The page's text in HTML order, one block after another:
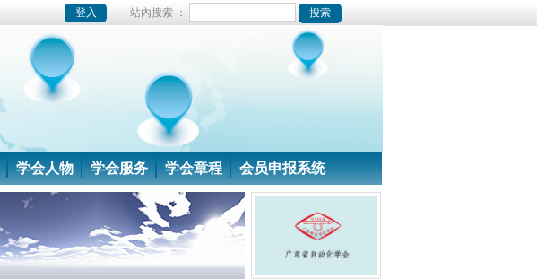
站內搜索 ：
学会人物 学会服务 学会章程 会员申报系统